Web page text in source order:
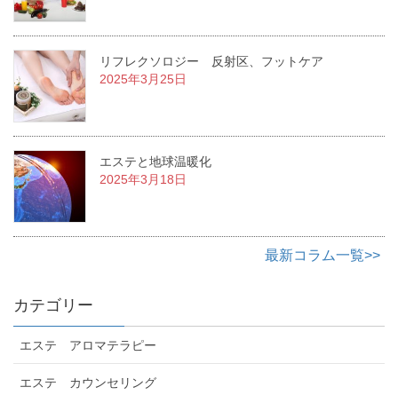
リフレクソロジー 反射区、フットケア
2025年3月25日
エステと地球温暖化
2025年3月18日
最新コラム一覧>>
カテゴリー
エステ アロマテラピー
エステ カウンセリング